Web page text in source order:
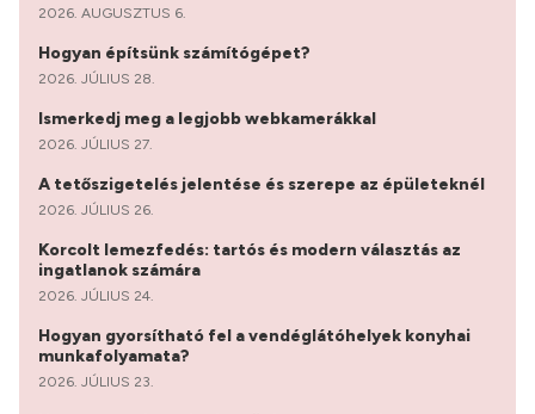
2026. AUGUSZTUS 6.
Hogyan építsünk számítógépet?
2026. JÚLIUS 28.
Ismerkedj meg a legjobb webkamerákkal
2026. JÚLIUS 27.
A tetőszigetelés jelentése és szerepe az épületeknél
2026. JÚLIUS 26.
Korcolt lemezfedés: tartós és modern választás az
ingatlanok számára
2026. JÚLIUS 24.
Hogyan gyorsítható fel a vendéglátóhelyek konyhai
munkafolyamata?
2026. JÚLIUS 23.